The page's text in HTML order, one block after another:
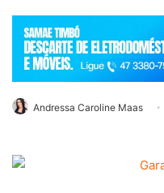
Andressa Caroline Maas